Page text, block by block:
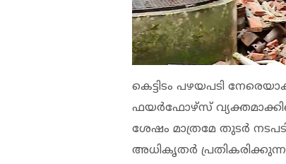
കെട്ടിടം പഴയപടി
ഫയര്‍ഫോഴ്‌സ്
ശേഷം മാത്രമേ തുടര്‍
അധികൃതര്‍